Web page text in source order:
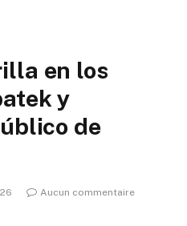
en los
y
de
Aucun commentaire